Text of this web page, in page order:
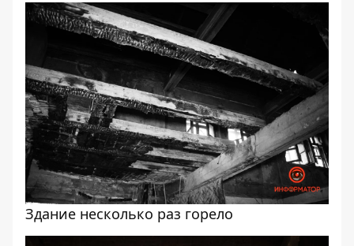
Здание несколько раз горело